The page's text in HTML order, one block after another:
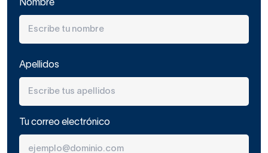
Nombre
Apellidos
Tu correo electrónico